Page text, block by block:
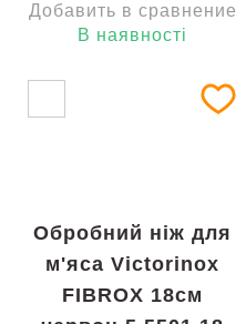
Добавить в сравнение
В наявності
Обробний ніж для
м'яса Victorinox
FIBROX 18см